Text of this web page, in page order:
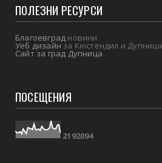
ПОЛЕЗНИ РЕСУРСИ
Благоевград новини
Уеб дизайнза Кюстендил и Дупница
Сайт за град Дупница
ПОСЕЩЕНИЯ
21 92094